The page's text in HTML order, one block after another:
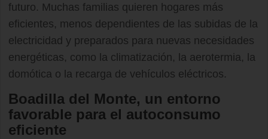
futuro. Muchas familias quieren hogares más
eficientes, menos dependientes de las subidas de la
electricidad y preparados para nuevas necesidades
energéticas, como la climatización, la aerotermia, la
domótica o la recarga de vehículos eléctricos.
Boadilla del Monte, un entorno
favorable para el autoconsumo
eficiente